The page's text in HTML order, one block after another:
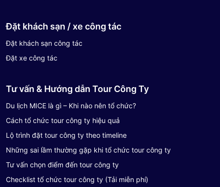
Đặt khách sạn / xe công tác
Đặt khách sạn công tác
Đặt xe công tác
Tư vấn & Hướng dẫn Tour Công Ty
Du lịch MICE là gì – Khi nào nên tổ chức?
Cách tổ chức tour công ty hiệu quả
Lộ trình đặt tour công ty theo timeline
Những sai lầm thường gặp khi tổ chức tour công ty
Tư vấn chọn điểm đến tour công ty
Checklist tổ chức tour công ty (Tải miễn phí)